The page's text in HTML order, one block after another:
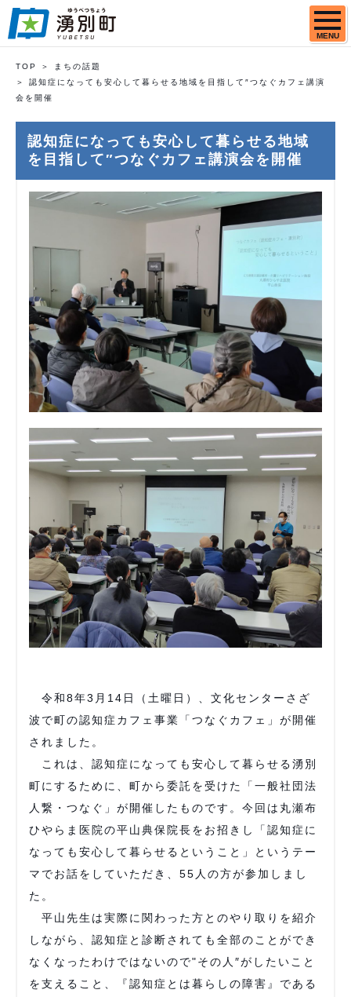
MENU
TOP
まちの話題
認知症になっても安心して暮らせる地域を目指して″つなぐカフェ講演
会を開催
認知症になっても安心して暮らせる地域
を目指して″つなぐカフェ講演会を開催
令和8年3月14日（土曜日）、文化センターさざ
波で町の認知症カフェ事業「つなぐカフェ」が開催
されました。
これは、認知症になっても安心して暮らせる湧別
町にするために、町から委託を受けた「一般社団法
人繋・つなぐ」が開催したものです。今回は丸瀬布
ひやらま医院の平山典保院長をお招きし「認知症に
なっても安心して暮らせるということ」というテー
マでお話をしていただき、55人の方が参加しまし
た。
平山先生は実際に関わった方とのやり取りを紹介
しながら、認知症と診断されても全部のことができ
なくなったわけではないので"その人″がしたいこと
を支えること、『認知症とは暮らしの障害』である